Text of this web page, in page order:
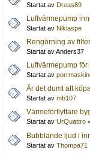
Startat av Dreas89
Luftvärmepump
Startat av Niklaspe
Rengörning av filter
Startat av Anders37
Luftvärmepump
Startat av
Är det dumt att
Startat av mb107
Värmeförflyttare
Startat av UrQuattro «
Bubblande ljud i
Startat av Thompa71